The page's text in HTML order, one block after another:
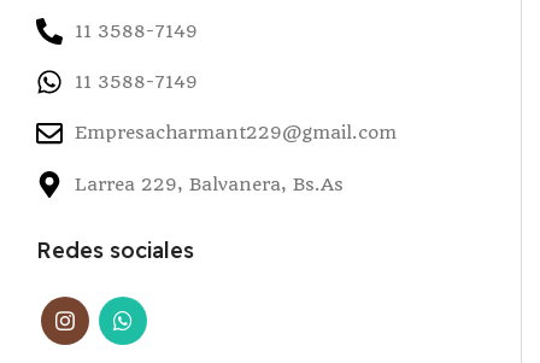
11 3588-7149
11 3588-7149
Empresacharmant229@gmail.com
Larrea 229, Balvanera, Bs.As
Redes sociales